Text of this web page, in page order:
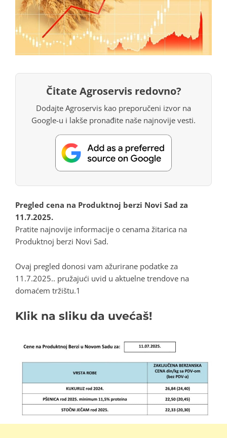
Čitate Agroservis redovno?
Dodajte Agroservis kao preporučeni izvor na
Google-u i lakše pronađite naše najnovije vesti.
Pregled cena na Produktnoj berzi Novi Sad za
11.7.2025.
Pratite najnovije informacije o cenama žitarica na
Produktnoj berzi Novi Sad.
Ovaj pregled donosi vam ažurirane podatke za
11.7.2025.. pružajući uvid u aktuelne trendove na
domaćem tržištu.1
Klik na sliku da uvećaš!